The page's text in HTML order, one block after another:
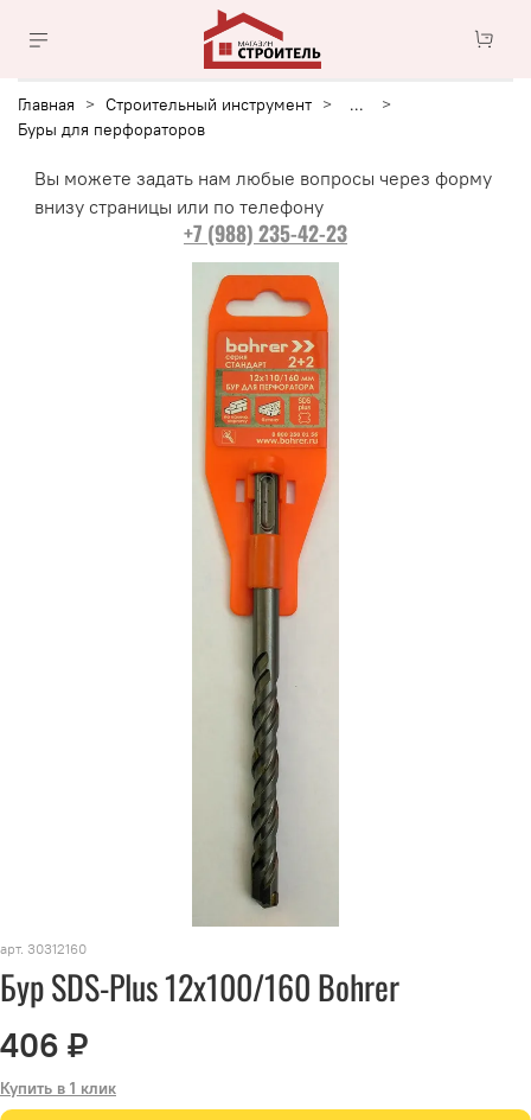
Главная Строительный инструмент
...
Буры для перфораторов
Вы можете задать нам любые вопросы через форму
внизу страницы или по телефону
+7 (988) 235-42-23
арт. 30312160
Бур SDS-Plus 12х100/160 Bohrer
406 ₽
Купить в 1 клик